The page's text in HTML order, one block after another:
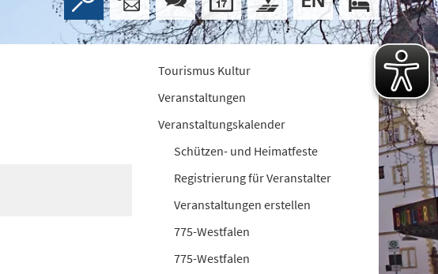
Tourismus Kultur
Veranstaltungen
Veranstaltungskalender
Schützen- und Heimatfeste
Registrierung für Veranstalter
Veranstaltungen erstellen
775-Westfalen
775-Westfalen